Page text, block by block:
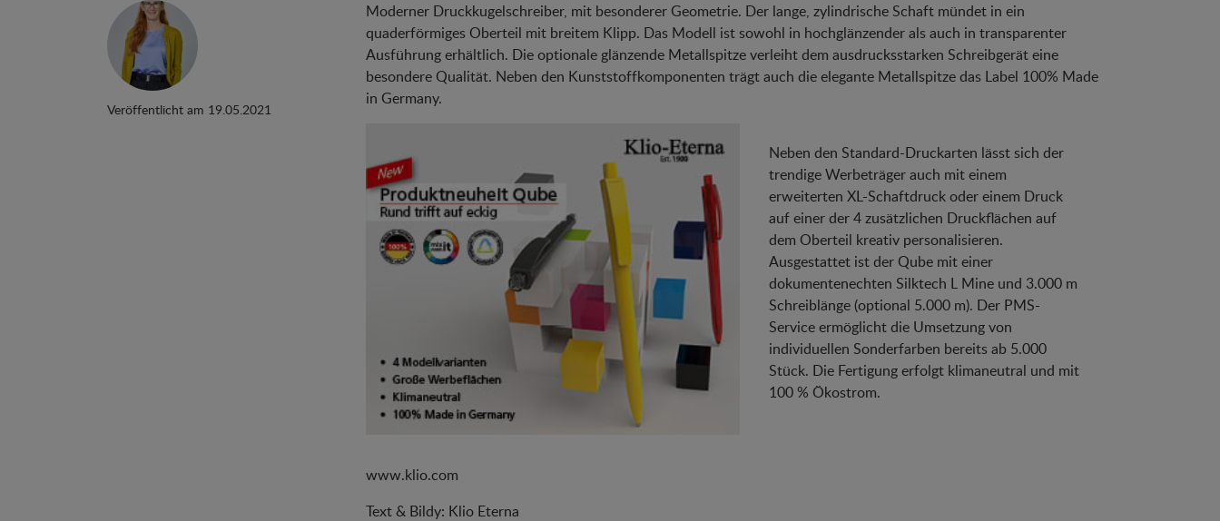
Veröffentlicht am 19.05.2021
Moderner Druckkugelschreiber, mit besonderer Geometrie. Der lange, zylindrische Schaft mündet in ein
quaderförmiges Oberteil mit breitem Klipp. Das Modell ist sowohl in hochglänzender als auch in transparenter
Ausführung erhältlich. Die optionale glänzende Metallspitze verleiht dem ausdrucksstarken Schreibgerät eine
besondere Qualität. Neben den Kunststoffkomponenten trägt auch die elegante Metallspitze das Label 100% Made
in Germany.
Neben den Standard-Druckarten lässt sich der
trendige Werbeträger auch mit einem
erweiterten XL-Schaftdruck oder einem Druck
auf einer der 4 zusätzlichen Druckflächen auf
dem Oberteil kreativ personalisieren.
Ausgestattet ist der Qube mit einer
dokumentenechten Silktech L Mine und 3.000 m
Schreiblänge (optional 5.000 m). Der PMS-
Service ermöglicht die Umsetzung von
individuellen Sonderfarben bereits ab 5.000
Stück. Die Fertigung erfolgt klimaneutral und mit
100 % Ökostrom.
www.klio.com
Text & Bildy: Klio Eterna